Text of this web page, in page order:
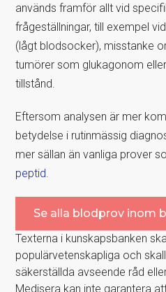
används framför allt vid
frågeställningar, till exempel
(lågt blodsocker), misstanke
tumörer som glukagonom
tillstånd.
Eftersom analysen är mer
betydelse i rutinmässig
mer sällan än vanliga prover
peptid
Se alla blodprov inom
Texterna i kunskapsbanken
populärvetenskapliga och
säkerställda avseende råd
Medisera kan inte garantera